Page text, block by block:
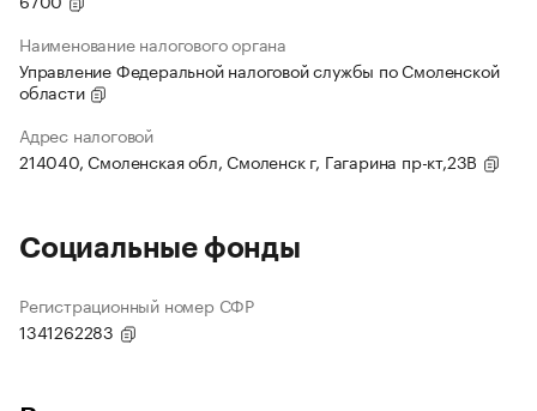
Наименование налогового органа
Управление Федеральной налоговой службы по Смоленской
области
Адрес налоговой
214040, Смоленская обл, Смоленск г, Гагарина пр-кт,23В
Социальные фонды
Регистрационный номер СФР
1341262283